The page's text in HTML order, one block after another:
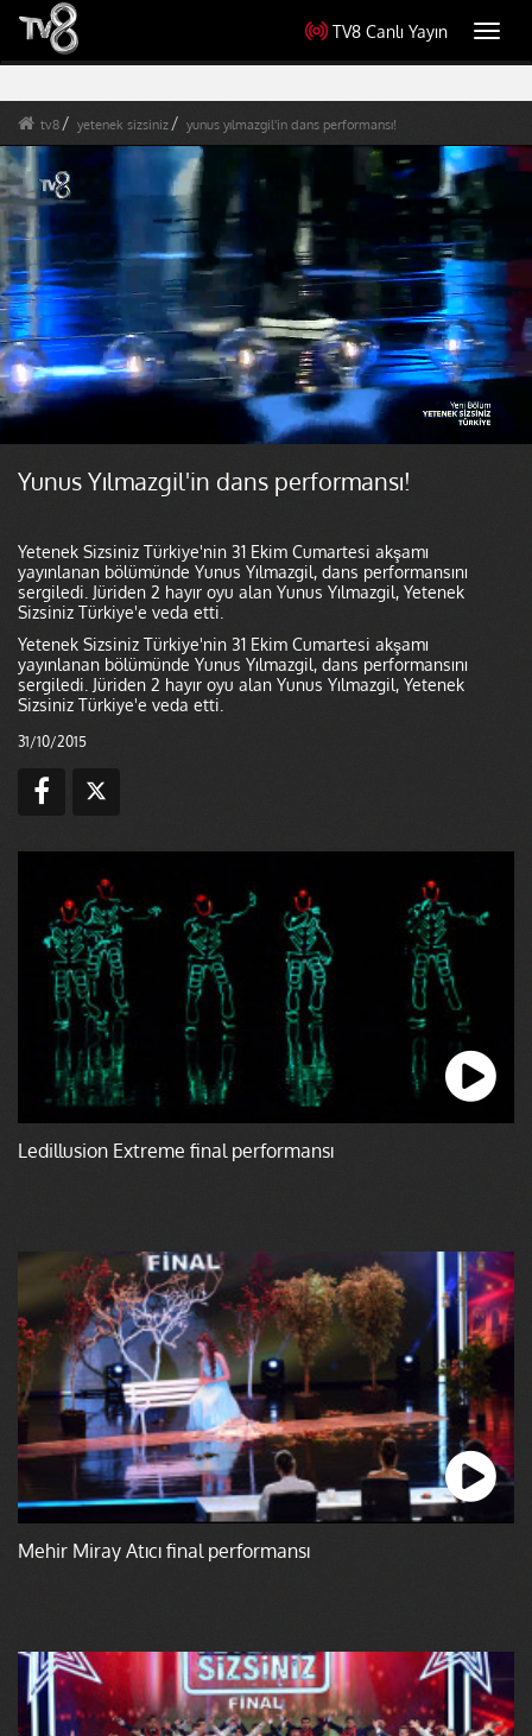
TV8 Canlı Yayın
tv8 yetenek sizsiniz yunus yılmazgil'in dans performansı!
Yunus Yılmazgil'in dans performansı!
Yetenek Sizsiniz Türkiye'nin 31 Ekim Cumartesi akşamı
yayınlanan bölümünde Yunus Yılmazgil, dans performansını
sergiledi. Jüriden 2 hayır oyu alan Yunus Yılmazgil, Yetenek
Sizsiniz Türkiye'e veda etti.
Yetenek Sizsiniz Türkiye'nin 31 Ekim Cumartesi akşamı
yayınlanan bölümünde Yunus Yılmazgil, dans performansını
sergiledi. Jüriden 2 hayır oyu alan Yunus Yılmazgil, Yetenek
Sizsiniz Türkiye'e veda etti.
31/10/2015
Ledillusion Extreme final performansı
Mehir Miray Atıcı final performansı